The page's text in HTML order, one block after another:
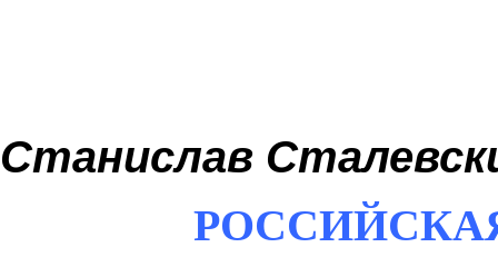
Станислав